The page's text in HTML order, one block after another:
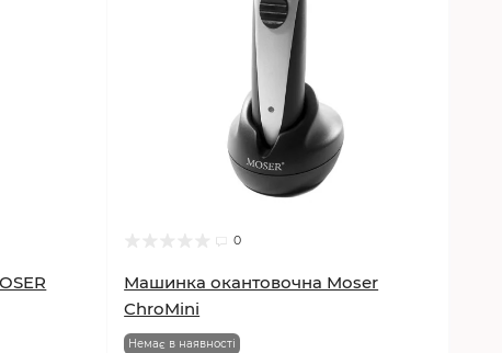
0
Машинка окантовочна Moser
ChroMini
Немає в наявності